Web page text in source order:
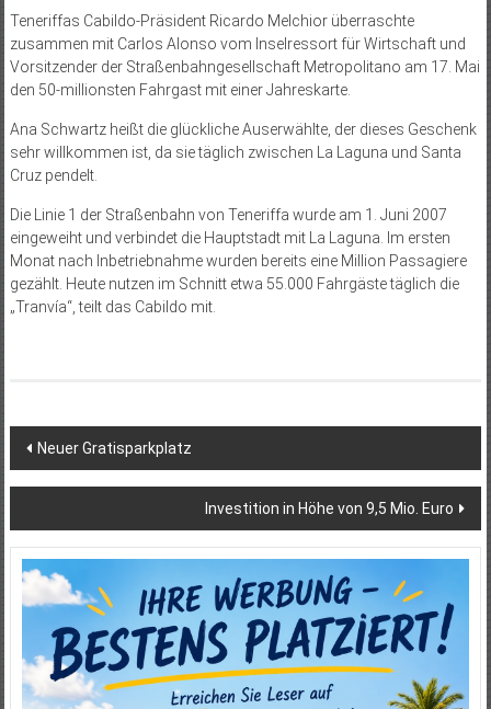
Teneriffas Cabildo-Präsident Ricardo Melchior überraschte
zusammen mit Carlos Alonso vom Inselressort für Wirtschaft und
Vorsitzender der Straßenbahngesellschaft Metropolitano am 17. Mai
den 50-millionsten Fahrgast mit einer Jahreskarte.
Ana Schwartz heißt die glückliche Auserwählte, der dieses Geschenk
sehr willkommen ist, da sie täglich zwischen La Laguna und Santa
Cruz pendelt.
Die Linie 1 der Straßenbahn von Teneriffa wurde am 1. Juni 2007
eingeweiht und verbindet die Hauptstadt mit La Laguna. Im ersten
Monat nach Inbetriebnahme wurden bereits eine Million Passagiere
gezählt. Heute nutzen im Schnitt etwa 55.000 Fahrgäste täglich die
„Tranvía“, teilt das Cabildo mit.
Beitragsnavigation
Neuer Gratisparkplatz
Investition in Höhe von 9,5 Mio. Euro